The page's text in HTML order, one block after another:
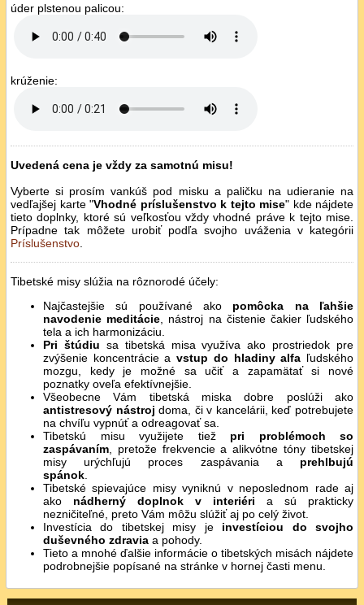
úder plstenou palicou:
krúženie:
Uvedená cena je vždy za samotnú misu!
Vyberte si prosím vankúš pod misku a paličku na udieranie na
vedľajšej karte "Vhodné príslušenstvo k tejto mise" kde nájdete
tieto doplnky, ktoré sú veľkosťou vždy vhodné práve k tejto mise.
Prípadne tak môžete urobiť podľa svojho uváženia v kategórii
Príslušenstvo
Tibetské misy slúžia na rôznorodé účely:
Najčastejšie sú používané ako pomôcka na ľahšie
navodenie meditácie , nástroj na čistenie čakier ľudského
tela a ich harmonizáciu.
Pri štúdiu sa tibetská misa využíva ako prostriedok pre
zvýšenie koncentrácie avstup do hladiny alfa ľudského
mozgu, kedy je možné sa učiť a zapamätať si nové
poznatky oveľa efektívnejšie.
Všeobecne Vám tibetská miska dobre poslúži ako
antistresový nástroj doma, či v kancelárii, keď potrebujete
na chvíľu vypnúť a odreagovať sa.
Tibetskú misu využijete tiež pri problémoch so
zaspávaním , pretože frekvencie a alikvótne tóny tibetskej
misy urýchľujú proces zaspávania a prehlbujú
spánok
Tibetské spievajúce misy vyniknú v neposlednom rade aj
ako nádherný doplnok v interiéri a sú prakticky
nezničiteľné, preto Vám môžu slúžiť aj po celý život.
Investícia do tibetskej misy je investíciou do svojho
duševného zdravia a pohody.
Tieto a mnohé ďalšie informácie o tibetských misách nájdete
podrobnejšie popísané na stránke v hornej časti menu.